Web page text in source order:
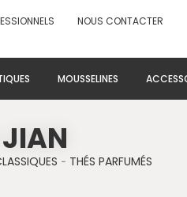
NOUS CONTACTER
MOUSSELINES
- THÉS PARFUMÉS